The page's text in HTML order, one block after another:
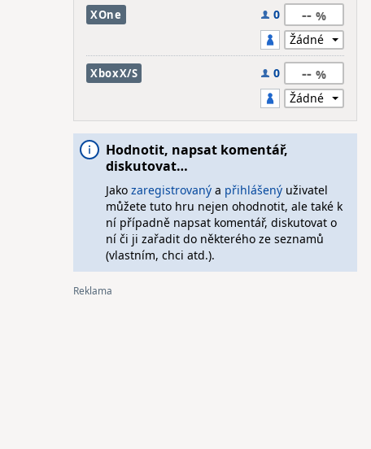
XOne 0 --
XboxX/S 0 --
Hodnotit, napsat komentář,
diskutovat…
Jako zaregistrovanýa přihlášenýuživatel
můžete tuto hru nejen ohodnotit, ale také k
ní případně napsat komentář, diskutovat o
ní či ji zařadit do některého ze seznamů
(vlastním, chci atd.).